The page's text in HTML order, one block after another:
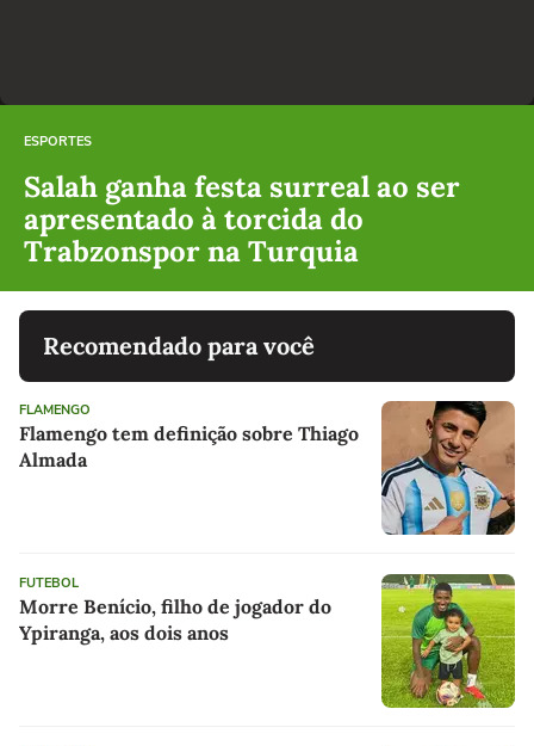
ESPORTES
Salah ganha festa surreal ao ser
apresentado à torcida do
Trabzonspor na Turquia
Recomendado para você
FLAMENGO
Flamengo tem definição sobre Thiago
Almada
FUTEBOL
Morre Benício, filho de jogador do
Ypiranga, aos dois anos